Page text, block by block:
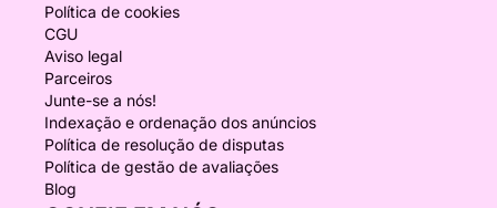
Política de cookies
CGU
Aviso legal
Parceiros
Junte-se a nós!
Indexação e ordenação dos anúncios
Política de resolução de disputas
Política de gestão de avaliações
Blog